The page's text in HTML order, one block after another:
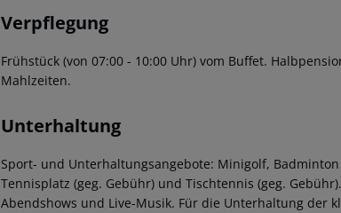
Verpflegung
Frühstück (von 07:00 - 10:00 Uhr) vom Buffet.
Mahlzeiten.
Unterhaltung
Sport- und Unterhaltungsangebote: Minigolf,
Tennisplatz (geg. Gebühr) und Tischtennis (geg.
Abendshows und Live-Musik. Für die Unterhaltung der